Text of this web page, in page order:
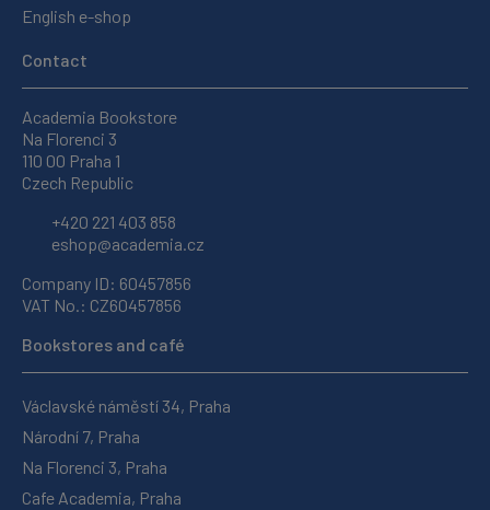
English e-shop
Contact
Academia Bookstore
Na Florenci 3
110 00 Praha 1
Czech Republic
+420 221 403 858
eshop@academia.cz
Company ID: 60457856
VAT No.: CZ60457856
Bookstores and café
Václavské náměstí 34, Praha
Národní 7, Praha
Na Florenci 3, Praha
Cafe Academia, Praha